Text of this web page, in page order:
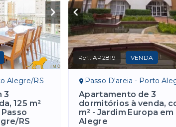
Alegre/RS
3
125 m²
RS
Ref.:AP2819 VENDA
Passo D'areia - Porto
Apartamento de 3
dormitórios à venda,
m² - Jardim Europa
Alegre